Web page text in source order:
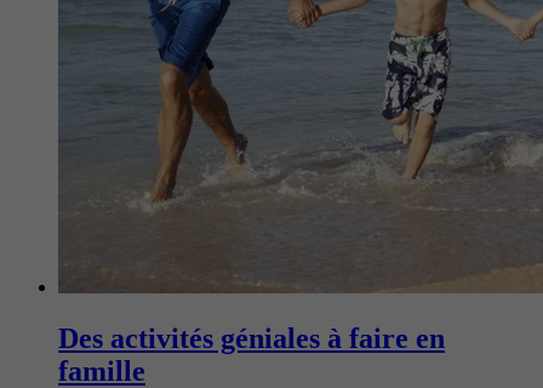
Des activités géniales à faire en
famille